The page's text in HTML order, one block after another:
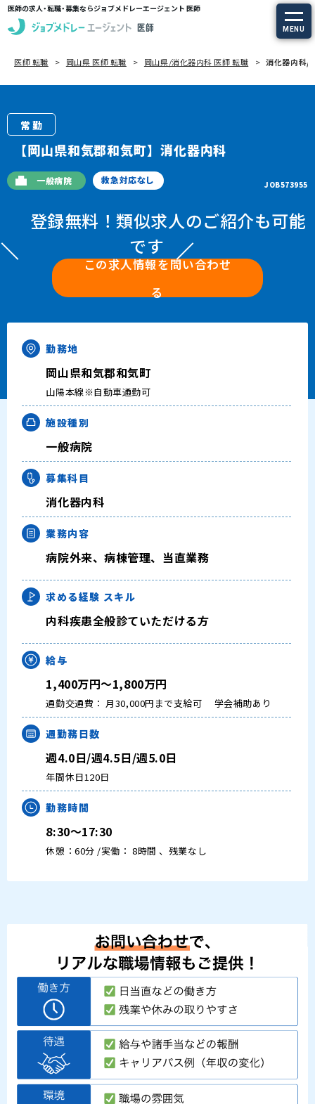
医師の求人・転職・募集ならジョブメドレーエージェント 医師
MENU
求人を探す
定期非常勤の求人
特集から探す
エージェントサービス
エージェントサービスTOP
サービスの流れ
医師の求人・転職Q&A
知りたい・聞きたい
転職成功事例
医師の転職マニュアル
データで見る医師の平均年収
医師に役立つ取材記事
大学医局紹介
医師 転職 岡山県 医師 転職 岡山県/消化器内科 医師 転職 消化器内科/
常勤
【岡山県和気郡和気町】消化器内科
一般病院 救急対応なし JOB573955
登録無料！類似求人のご紹介も可能
です
この求人情報を問い合わせ
る
勤務地
岡山県和気郡和気町
山陽本線※自動車通勤可
施設種別
一般病院
募集科目
消化器内科
業務内容
病院外来、病棟管理、当直業務
求める経験 スキル
内科疾患全般診ていただける方
給与
1,400万円～1,800万円
通勤交通費： 月30,000円まで支給可 学会補助あり
週勤務日数
週4.0日/週4.5日/週5.0日
年間休日120日
勤務時間
8:30～17:30
休憩：60分 /実働： 8時間 、残業なし